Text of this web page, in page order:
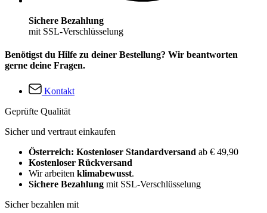
Sichere Bezahlung
mit SSL-Verschlüsselung
Benötigst du Hilfe zu deiner Bestellung? Wir beantworten
gerne deine Fragen.
Kontakt
Geprüfte Qualität
Sicher und vertraut einkaufen
Österreich: Kostenloser Standardversand ab € 49,90
Kostenloser Rückversand
Wir arbeiten klimabewusst.
Sichere Bezahlung mit SSL-Verschlüsselung
Sicher bezahlen mit